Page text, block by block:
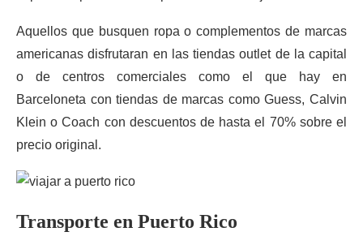
Aquellos que busquen ropa o complementos de marcas
americanas disfrutaran en las tiendas outlet de la capital
o de centros comerciales como el que hay en
Barceloneta con tiendas de marcas como Guess, Calvin
Klein o Coach con descuentos de hasta el 70% sobre el
precio original.
Transporte en Puerto Rico